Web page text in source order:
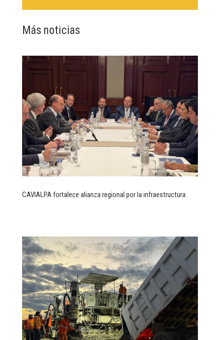
Más noticias
CAVIALPA fortalece alianza regional por la infraestructura